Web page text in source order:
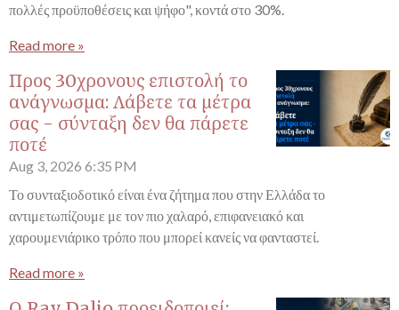
πολλές προϋποθέσεις και ψήφο", κοντά στο 30%.
Read more »
Προς 30χρονους επιστολή το
ανάγνωσμα: Λάβετε τα μέτρα
σας - σύνταξη δεν θα πάρετε
ποτέ
Aug 3, 2026 6:35 PM
Το συνταξιοδοτικό είναι ένα ζήτημα που στην Ελλάδα το
αντιμετωπίζουμε με τον πιο χαλαρό, επιφανειακό και
χαρουμενιάρικο τρόπο που μπορεί κανείς να φανταστεί.
Read more »